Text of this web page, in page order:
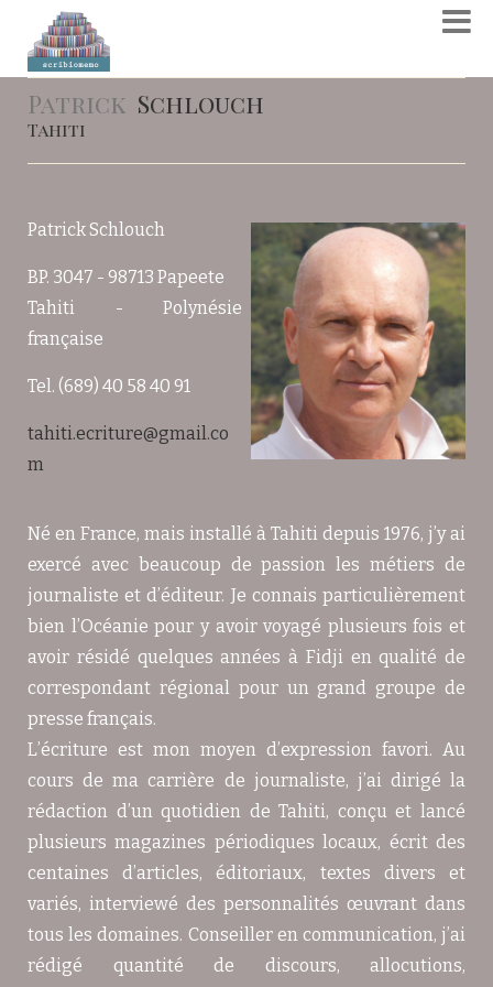
Patrick Schlouch
Tahiti
Patrick Schlouch
BP. 3047 - 98713 Papeete
Tahiti - Polynésie
française
Tel. (689) 40 58 40 91
tahiti.ecriture@gmail.co
m
Né en France, mais installé à Tahiti depuis 1976, j’y ai
exercé avec beaucoup de passion les métiers de
journaliste et d’éditeur. Je connais particulièrement
bien l’Océanie pour y avoir voyagé plusieurs fois et
avoir résidé quelques années à Fidji en qualité de
correspondant régional pour un grand groupe de
presse français.
L’écriture est mon moyen d’expression favori. Au
cours de ma carrière de journaliste, j’ai dirigé la
rédaction d’un quotidien de Tahiti, conçu et lancé
plusieurs magazines périodiques locaux, écrit des
centaines d’articles, éditoriaux, textes divers et
variés, interviewé des personnalités œuvrant dans
tous les domaines. Conseiller en communication, j’ai
rédigé quantité de discours, allocutions,